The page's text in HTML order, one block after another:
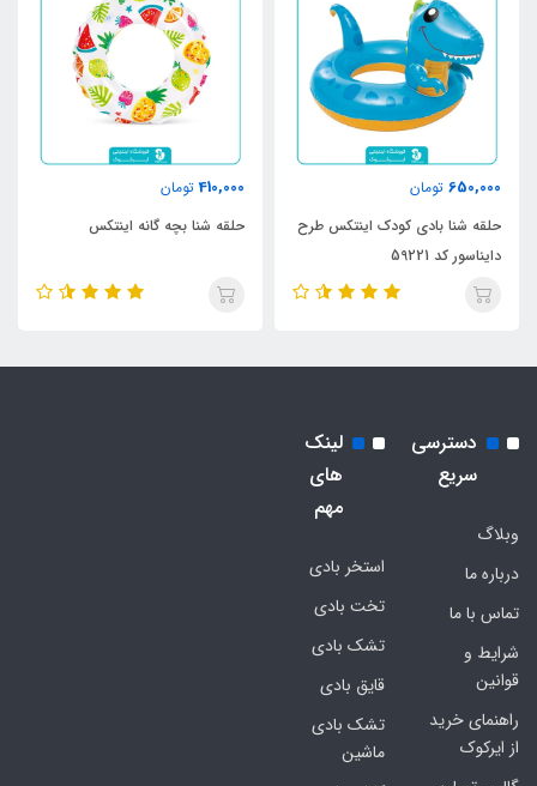
650,000 تومان
حلقه شنا بادی کودک اینتکس طرح
دایناسور کد 59221
410,000 تومان
حلقه شنا بچه گانه اینتکس
دسترسی
سریع
وبلاگ
درباره ما
تماس با ما
شرایط و
قوانین
راهنمای خرید
از ایرکوک
لینک
های
مهم
استخر بادی
تخت بادی
تشک بادی
قایق بادی
تشک بادی
ماشین